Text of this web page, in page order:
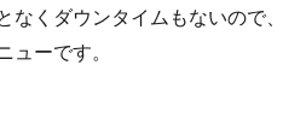
なくダウンタイムもないので、
ューです。